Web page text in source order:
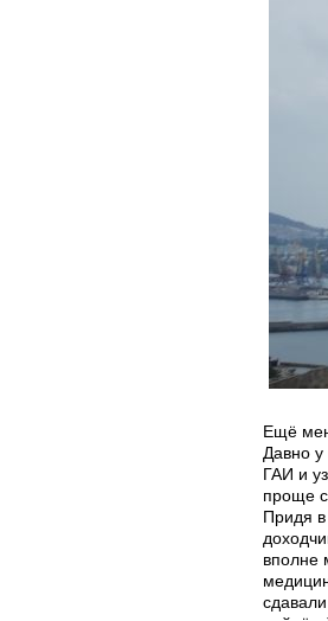
Ещё
Давно
ГАИ и
проще с
Придя в
вполне